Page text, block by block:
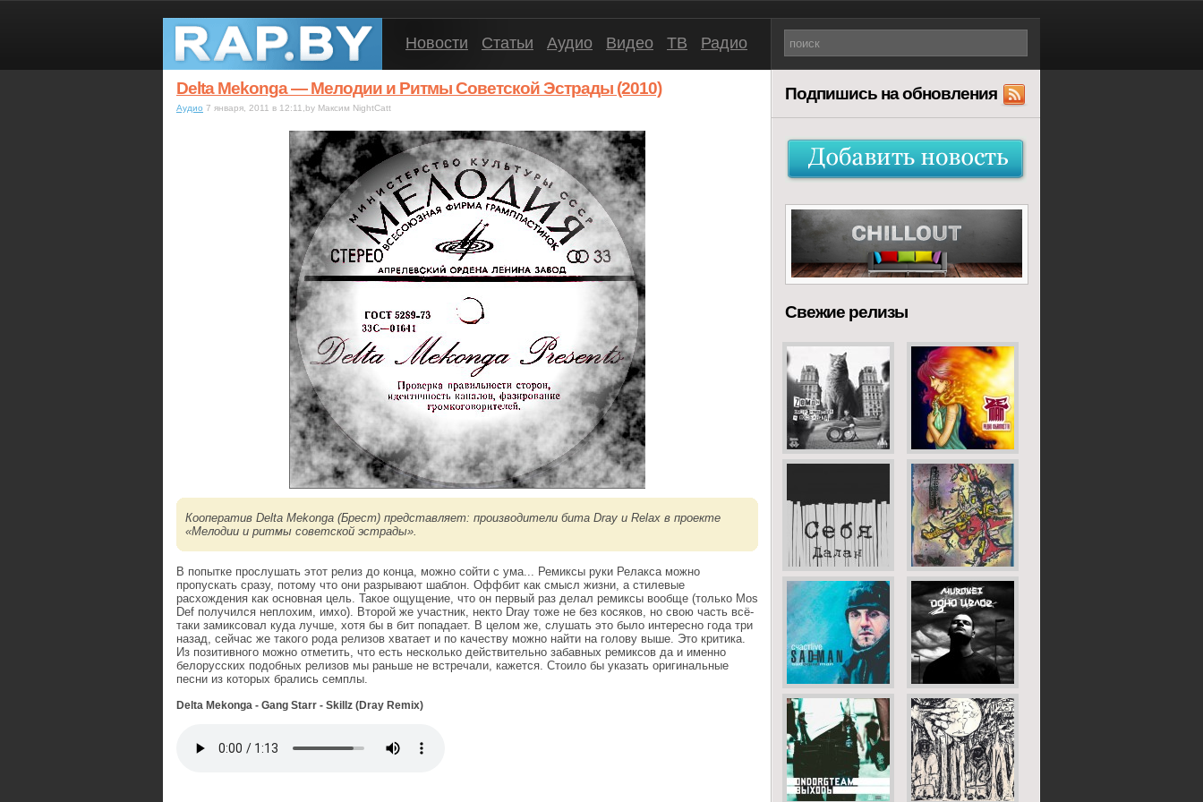
Новости Статьи Аудио Видео ТВ Радио
Delta Mekonga — Мелодии и Ритмы Советской Эстрады (2010)
Аудио 7 января, 2011 в 12:11,by Максим NightCatt
Кооператив Delta Mekonga (Брест) представляет: производители бита Dray и Relax в проекте
«Мелодии и ритмы советской эстрады».
В попытке прослушать этот релиз до конца, можно сойти с ума... Ремиксы руки Релакса можно
пропускать сразу, потому что они разрывают шаблон. Оффбит как смысл жизни, а стилевые
расхождения как основная цель. Такое ощущение, что он первый раз делал ремиксы вообще (только Mos
Def получился неплохим, имхо). Второй же участник, некто Dray тоже не без косяков, но свою часть всё-
таки замиксовал куда лучше, хотя бы в бит попадает. В целом же, слушать это было интересно года три
назад, сейчас же такого рода релизов хватает и по качеству можно найти на голову выше. Это критика.
Из позитивного можно отметить, что есть несколько действительно забавных ремиксов да и именно
белорусских подобных релизов мы раньше не встречали, кажется. Стоило бы указать оригинальные
песни из которых брались семплы.
Delta Mekonga - Gang Starr - Skillz (Dray Remix)
Подпишись на обновления
Свежие релизы